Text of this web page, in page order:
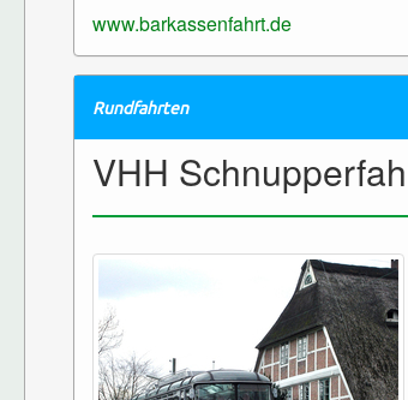
www.barkassenfahrt.de
Rundfahrten
VHH